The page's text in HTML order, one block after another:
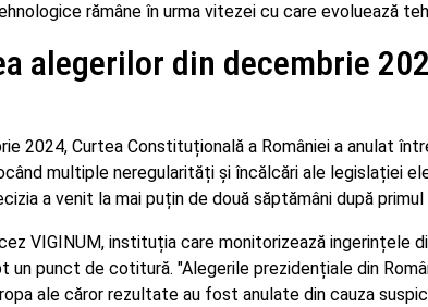
rămâne în urma vitezei cu care evoluează
alegerilor din decembrie
2024, Curtea Constituțională a României a anulat
multiple neregularități și încălcări ale legislației
a venit la mai puțin de două săptămâni după
VIGINUM, instituția care monitorizează ingerințele
un punct de cotitură. "Alegerile prezidențiale din
ale căror rezultate au fost anulate din cauza